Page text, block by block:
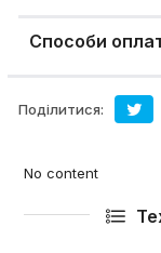
Способи
Поділитися:
No content